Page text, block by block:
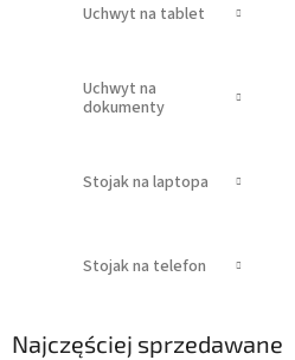
Uchwyt na tablet
Uchwyt na
dokumenty
Stojak na laptopa
Stojak na telefon
Najczęściej sprzedawane